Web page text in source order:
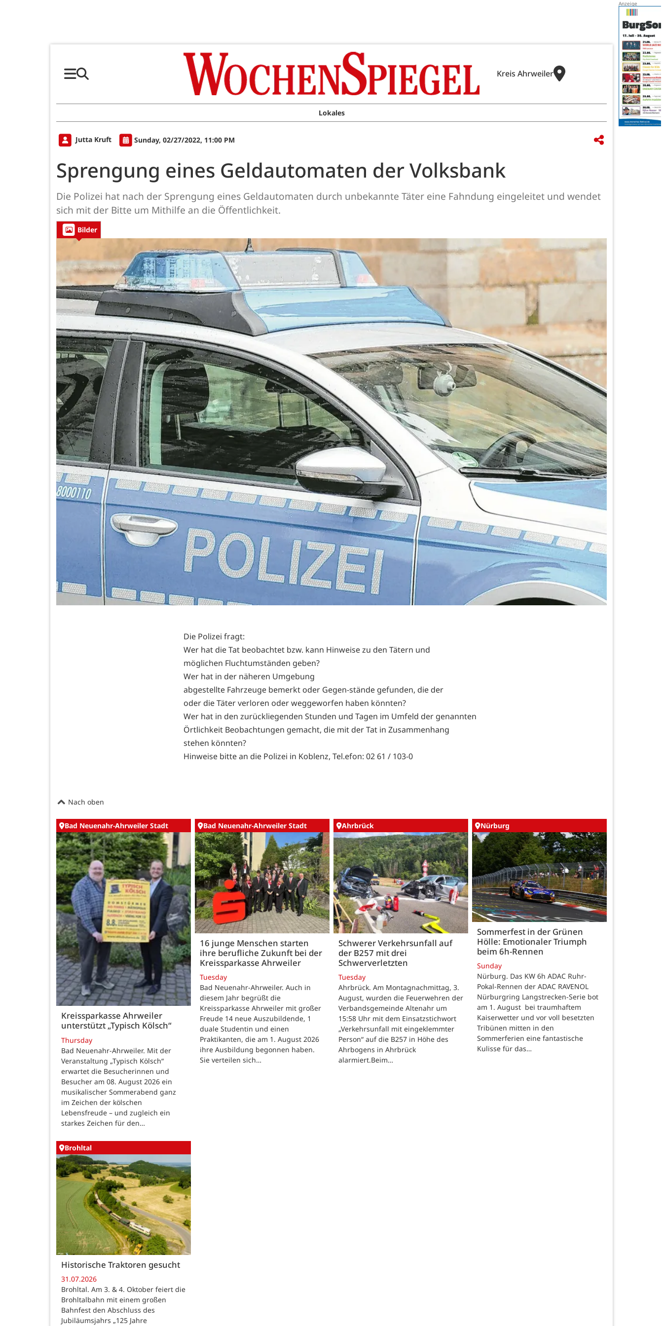
Kreis Ahrweiler
Lokales
Jutta Kruft Sunday, 02/27/2022, 11:00 PM
Sprengung eines Geldautomaten der Volksbank
Die Polizei hat nach der Sprengung eines Geldautomaten durch unbekannte Täter eine Fahndung eingeleitet und wendet
sich mit der Bitte um Mithilfe an die Öffentlichkeit.
Bilder
Die Polizei fragt:
Wer hat die Tat beobachtet bzw. kann Hinweise zu den Tätern und
möglichen Fluchtumständen geben?
Wer hat in der näheren Umgebung
abgestellte Fahrzeuge bemerkt oder Gegen-stände gefunden, die der
oder die Täter verloren oder weggeworfen haben könnten?
Wer hat in den zurückliegenden Stunden und Tagen im Umfeld der genannten
Örtlichkeit Beobachtungen gemacht, die mit der Tat in Zusammenhang
stehen könnten?
Hinweise bitte an die Polizei in Koblenz, Tel.efon: 02 61 / 103-0
Nach oben
Bad Neuenahr-Ahrweiler Stadt
Kreissparkasse Ahrweiler
unterstützt „Typisch Kölsch“
Thursday
Bad Neuenahr-Ahrweiler. Mit der
Veranstaltung „Typisch Kölsch“
erwartet die Besucherinnen und
Besucher am 08. August 2026 ein
musikalischer Sommerabend ganz
im Zeichen der kölschen
Lebensfreude – und zugleich ein
starkes Zeichen für den…
Bad Neuenahr-Ahrweiler Stadt
16 junge Menschen starten
ihre berufliche Zukunft bei der
Kreissparkasse Ahrweiler
Tuesday
Bad Neuenahr-Ahrweiler. Auch in
diesem Jahr begrüßt die
Kreissparkasse Ahrweiler mit großer
Freude 14 neue Auszubildende, 1
duale Studentin und einen
Praktikanten, die am 1. August 2026
ihre Ausbildung begonnen haben.
Sie verteilen sich…
Ahrbrück
Schwerer Verkehrsunfall auf
der B257 mit drei
Schwerverletzten
Tuesday
Ahrbrück. Am Montagnachmittag, 3.
August, wurden die Feuerwehren der
Verbandsgemeinde Altenahr um
15:58 Uhr mit dem Einsatzstichwort
„Verkehrsunfall mit eingeklemmter
Person“ auf die B257 in Höhe des
Ahrbogens in Ahrbrück
alarmiert.Beim…
Nürburg
Sommerfest in der Grünen
Hölle: Emotionaler Triumph
beim 6h-Rennen
Sunday
Nürburg. Das KW 6h ADAC Ruhr-
Pokal-Rennen der ADAC RAVENOL
Nürburgring Langstrecken-Serie bot
am 1. August bei traumhaftem
Kaiserwetter und vor voll besetzten
Tribünen mitten in den
Sommerferien eine fantastische
Kulisse für das…
Brohltal
Historische Traktoren gesucht
31.07.2026
Brohltal. Am 3. & 4. Oktober feiert die
Brohltalbahn mit einem großen
Bahnfest den Abschluss des
Jubiläumsjahrs „125 Jahre